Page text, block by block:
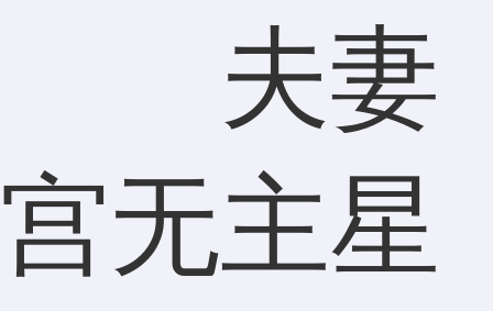
夫妻
宫无主星